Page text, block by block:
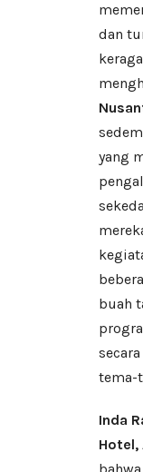
dan
yang
buah
tema-
Inda
Hotel,